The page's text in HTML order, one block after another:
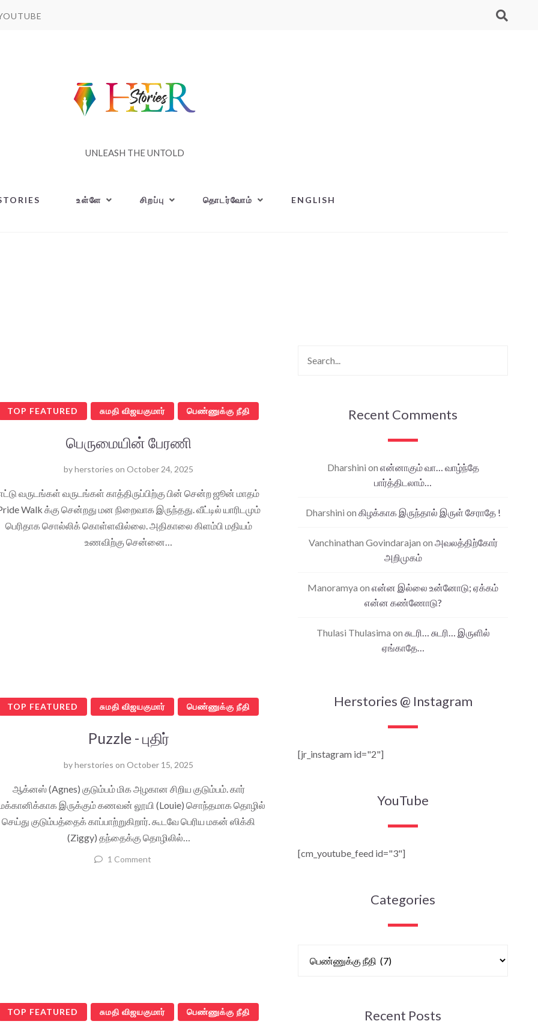
UNLEASH THE UNTOLD
உள்ளே சிறப்பு தொடர்வோம் ENGLISH
TOP FEATURED சுமதி விஜயகுமார் பெண்ணுக்கு நீதி
பெருமையின் பேரணி
byherstories on October 24, 2025
வருடங்கள் வருடங்கள் காத்திருப்பிற்கு பின் சென்ற ஜூன் மாதம்
Walk க்கு சென்றது மன நிறைவாக இருந்தது. வீட்டில் யாரிடமும்
பெரிதாக சொல்லிக் கொள்ளவில்லை. அதிகாலை கிளம்பி மதியம்
உணவிற்கு சென்னை…
TOP FEATURED சுமதி விஜயகுமார் பெண்ணுக்கு நீதி
Puzzle - புதிர்
byherstories on October 15, 2025
ஆக்னஸ் (Agnes) குடும்பம் மிக அழகான சிறிய குடும்பம். கார்
இருக்கும் கணவன் லூயி (Louie) சொந்தமாக தொழில்
செய்து குடும்பத்தைக் காப்பாற்றுகிறார். கூடவே பெரிய மகன் ஸிக்கி
(Ziggy) தந்தைக்கு தொழிலில்…
1 Comment
TOP FEATURED சுமதி விஜயகுமார் பெண்ணுக்கு நீதி
Recent Comments
Dharshini on என்னாகும் வா… வாழ்ந்தே
பார்த்திடலாம்…
Dharshini on கிழக்காக இருந்தால் இருள் சேராதே !
Vanchinathan Govindarajan on அவலத்திற்கோர்
அறிமுகம்
Manoramya on என்ன இல்லை உன்னோடு; ஏக்கம்
என்ன கண்ணோடு?
Thulasi Thulasima on சுடரி… சுடரி… இருளில்
ஏங்காதே…
Herstories @ Instagram
[jr_instagram id="2"]
YouTube
[cm_youtube_feed id="3"]
Categories
Recent Posts